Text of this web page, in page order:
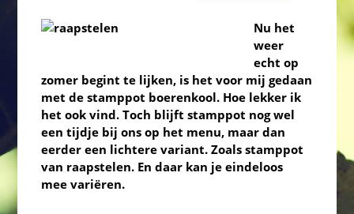
Nu het
weer
echt op
zomer begint te lijken, is het voor mij gedaan
met de stamppot boerenkool. Hoe lekker ik
het ook vind. Toch blijft stamppot nog wel
een tijdje bij ons op het menu, maar dan
eerder een lichtere variant. Zoals stamppot
van raapstelen. En daar kan je eindeloos
mee variëren.